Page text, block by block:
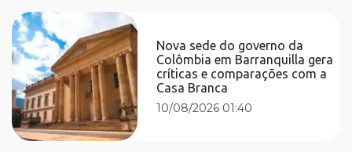
Nova sede do governo da
Colômbia em Barranquilla gera
críticas e comparações com a
Casa Branca
10/08/2026 01:40